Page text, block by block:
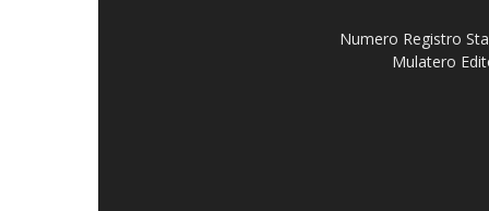
Numero Registro
Mulatero